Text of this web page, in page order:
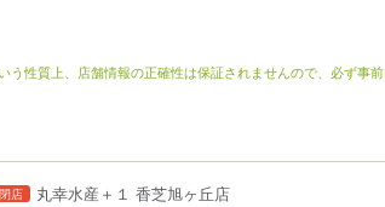
う性質上、店舗情報の正確性は保証されませんので、必ず事
閉店 丸幸水産＋１ 香芝旭ヶ丘店